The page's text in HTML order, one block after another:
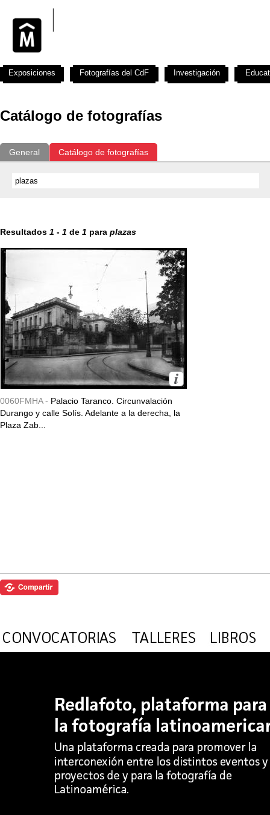
Catálogo de fotografías
General Catálogo de fotografías
Resultados 1 - 1 de 1 para plazas
0060FMHA - Palacio Taranco. Circunvalación
Durango y calle Solís. Adelante a la derecha, la
Plaza Zab...
Exposiciones Fotografías del CdF Investigación